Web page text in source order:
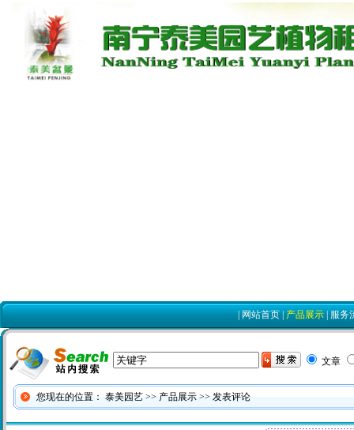
|网站首页|产品展示|服务
文章
您现在的位置： 泰美园艺 >> 产品展示 >> 发表评论